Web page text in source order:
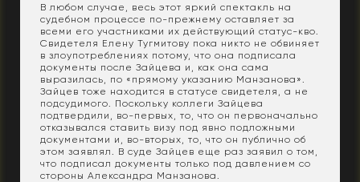
В любом случае, весь этот яркий спектакль на
судебном процессе по-прежнему оставляет за
всеми его участниками их действующий статус-кво.
Свидетеля Елену Тугмитову пока никто не обвиняет
в злоупотреблениях потому, что она подписала
документы после Зайцева и, как она сама
выразилась, по «прямому указанию Манзанова».
Зайцев тоже находится в статусе свидетеля, а не
подсудимого. Поскольку коллеги Зайцева
подтвердили, во-первых, то, что он первоначально
отказывался ставить визу под явно подложными
документами и, во-вторых, то, что он публично об
этом заявлял. В суде Зайцев еще раз заявил о том,
что подписал документы только под давлением со
стороны Александра Манзанова.